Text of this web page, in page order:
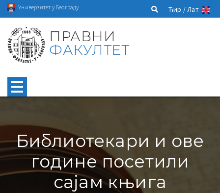
Универзитет у Београду Ћир /Лат
ПРАВНИ
ФАКУЛТЕТ
Библиотекари и ове
године посетили
сајам књига